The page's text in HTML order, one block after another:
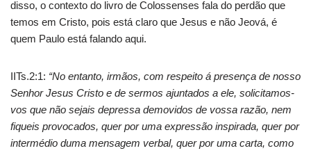
disso, o contexto do livro de Colossenses fala do perdão que
temos em Cristo, pois está claro que Jesus e não Jeová, é
quem Paulo está falando aqui.
IITs.2:1: “No entanto, irmãos, com respeito á presença de nosso
Senhor Jesus Cristo e de sermos ajuntados a ele, solicitamos-
vos que não sejais depressa demovidos de vossa razão, nem
fiqueis provocados, quer por uma expressão inspirada, quer por
intermédio duma mensagem verbal, quer por uma carta, como